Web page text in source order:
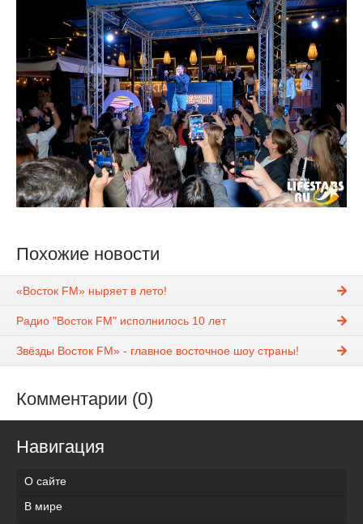
Похожие новости
«Восток FM» ныряет в лето!
Радио "Восток FМ" исполнилось 10 лет
Звёзды Восток FM» - главное восточное шоу страны!
Комментарии (0)
Навигация
О сайте
В мире